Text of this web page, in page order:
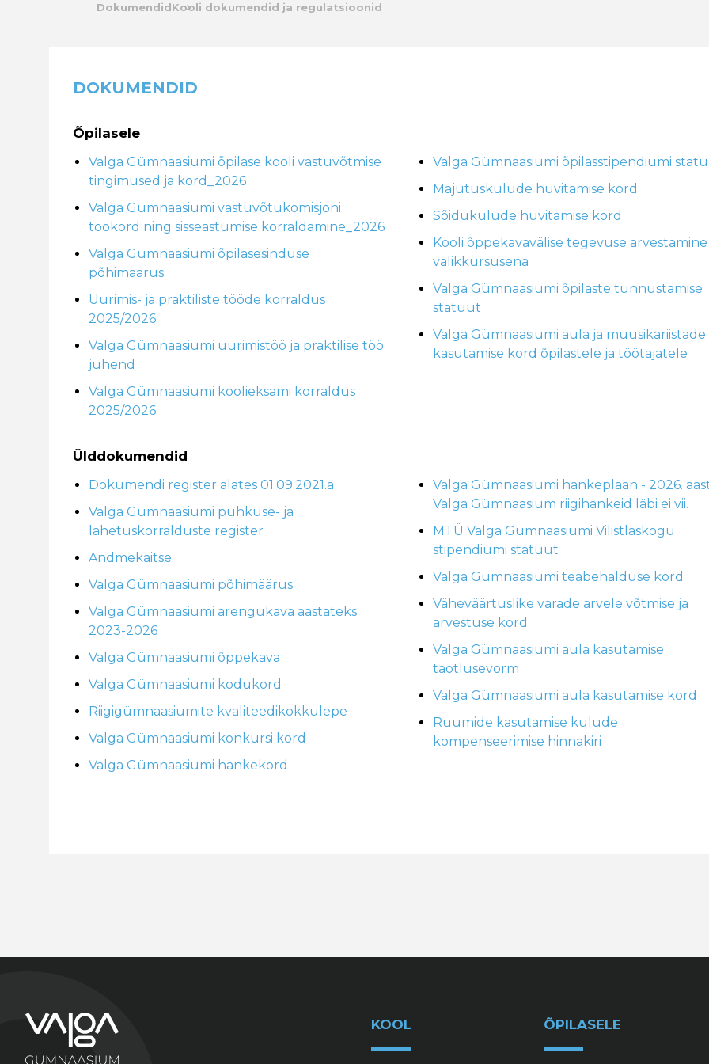
DokumendidKooli dokumendid ja regulatsioonid
DOKUMENDID
Õpilasele
Valga Gümnaasiumi õpilase kooli vastuvõtmise
tingimused ja kord_2026
Valga Gümnaasiumi vastuvõtukomisjoni
töökord ning sisseastumise korraldamine_2026
Valga Gümnaasiumi õpilasesinduse
põhimäärus
Uurimis- ja praktiliste tööde korraldus
2025/2026
Valga Gümnaasiumi uurimistöö ja praktilise töö
juhend
Valga Gümnaasiumi koolieksami korraldus
2025/2026
Valga Gümnaasiumi õpilasstipendiumi
Majutuskulude hüvitamise kord
Sõidukulude hüvitamise kord
Kooli õppekavavälise tegevuse arvestamine
valikkursusena
Valga Gümnaasiumi õpilaste tunnustamise
statuut
Valga Gümnaasiumi aula ja muusikariistade
kasutamise kord õpilastele ja töötajatele
Ülddokumendid
Dokumendi register alates 01.09.2021.a
Valga Gümnaasiumi puhkuse- ja
lähetuskorralduste register
Andmekaitse
Valga Gümnaasiumi põhimäärus
Valga Gümnaasiumi arengukava aastateks
2023-2026
Valga Gümnaasiumi õppekava
Valga Gümnaasiumi kodukord
Riigigümnaasiumite kvaliteedikokkulepe
Valga Gümnaasiumi konkursi kord
Valga Gümnaasiumi hankekord
Valga Gümnaasiumi hankeplaan - 2026.
Valga Gümnaasium riigihankeid läbi ei vii.
MTÜ Valga Gümnaasiumi Vilistlaskogu
stipendiumi statuut
Valga Gümnaasiumi teabehalduse kord
Väheväärtuslike varade arvele võtmise ja
arvestuse kord
Valga Gümnaasiumi aula kasutamise
taotlusevorm
Valga Gümnaasiumi aula kasutamise kord
Ruumide kasutamise kulude
kompenseerimise hinnakiri
KOOL ÕPILASELE